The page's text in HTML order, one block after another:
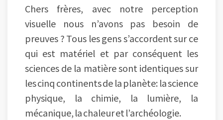
Chers frères, avec notre perception
visuelle nous n’avons pas besoin de
preuves ? Tous les gens s’accordent sur ce
qui est matériel et par conséquent les
sciences de la matière sont identiques sur
les cinq continents de la planète: la science
physique, la chimie, la lumière, la
mécanique, la chaleur et l’archéologie.